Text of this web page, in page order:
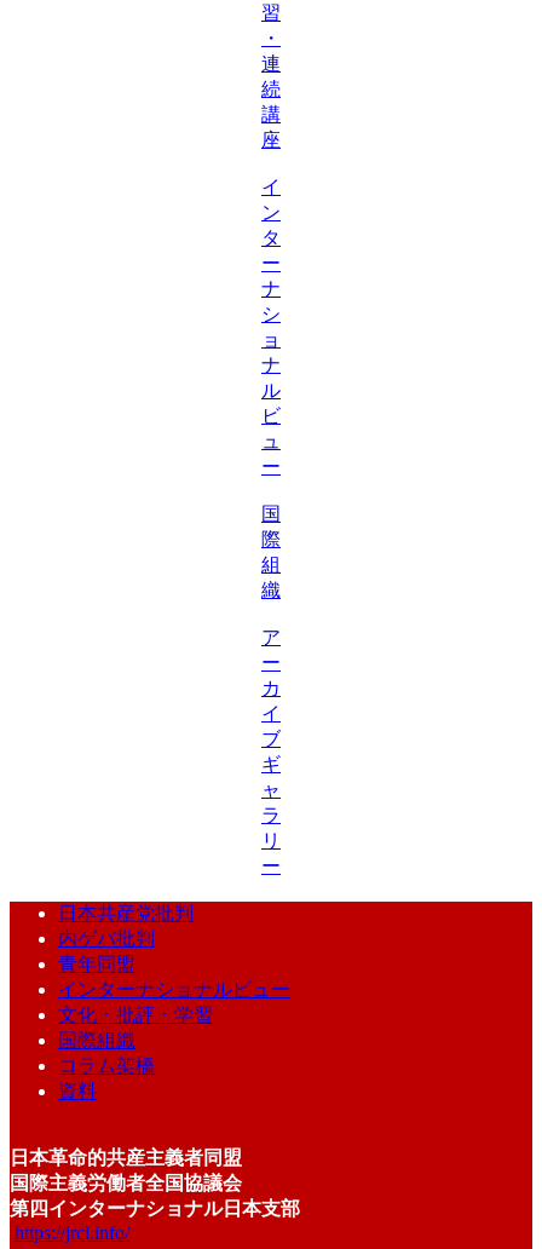
習
・
連
続
講
座
イ
ン
タ
ー
ナ
シ
ョ
ナ
ル
ビ
ュ
ー
国
際
組
織
ア
ー
カ
イ
ブ
ギ
ャ
ラ
リ
ー
日本共産党批判
内ゲバ批判
青年同盟
インターナショナルビュー
文化・批評・学習
国際組織
コラム架橋
資料
日本革命的共産主義者同盟
国際主義労働者全国協議会
第四インターナショナル日本支部
https://jrcl.info/